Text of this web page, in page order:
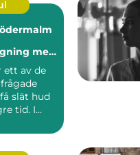
med
ett av de
slät hud
tid. I